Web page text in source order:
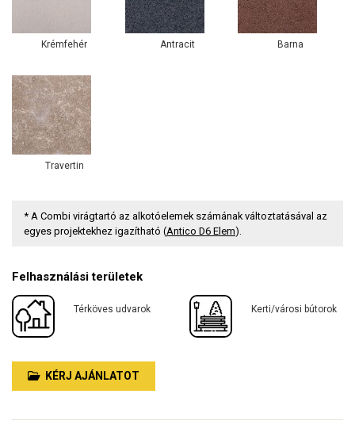
Krémfehér Antracit Barna
Travertin
* A Combi virágtartó az alkotóelemek számának változtatásával az
egyes projektekhez igazítható (Antico D6 Elem).
Felhasználási területek
Térköves udvarok Kerti/városi bútorok
KÉRJ AJÁNLATOT